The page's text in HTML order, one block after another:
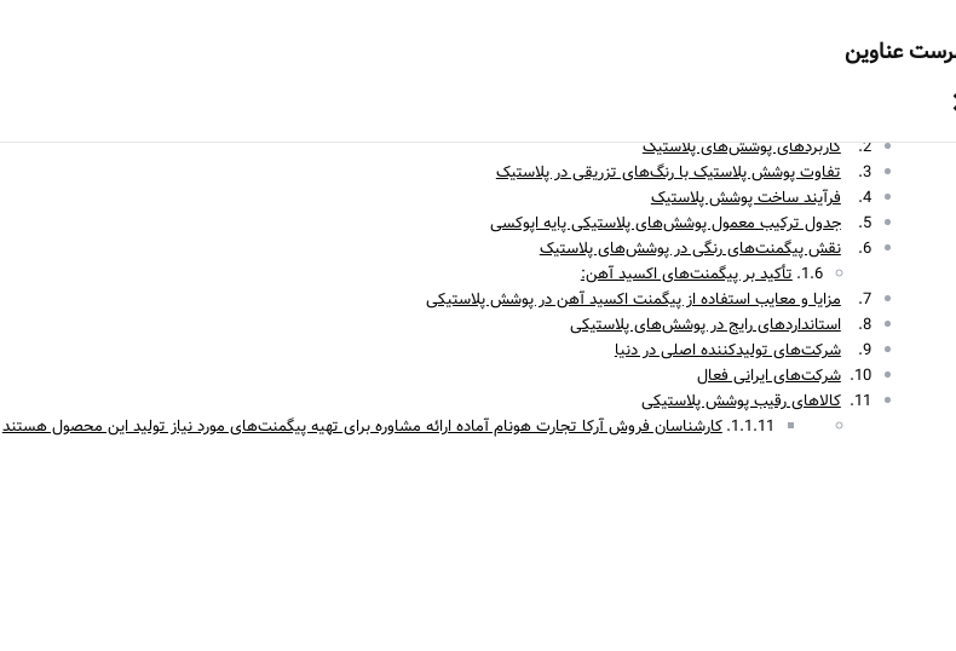
به انتخاب‌های هوشمندانه‌تان قدرت می‌بخشیم - Empowering Smart Choices
982173605
عناوین
کاربردهای پوشش‌های پلاستیک
تفاوت پوشش‌ پلاستیک با رنگ‌های تزریقی در پلاستیک
فرآیند ساخت پوشش پلاستیک
جدول ترکیب معمول پوشش‌های پلاستیکی پایه اپوکسی
نقش پیگمنت‌های رنگی در پوشش‌های پلاستیک
تأکید بر پیگمنت‌های اکسید آهن:
مزایا و معایب استفاده از پیگمنت اکسید آهن در پوشش پلاستیکی
استانداردهای رایج در پوشش‌های پلاستیکی
شرکت‌های تولیدکننده اصلی در دنیا
شرکت‌های ایرانی فعال
کالاهای رقیب پوشش پلاستیکی
کارشناسان فروش آرکا تجارت هونام آماده ارائه مشاوره برای تهیه پیگمنت‌های مورد نیاز تولید این محصول هستند